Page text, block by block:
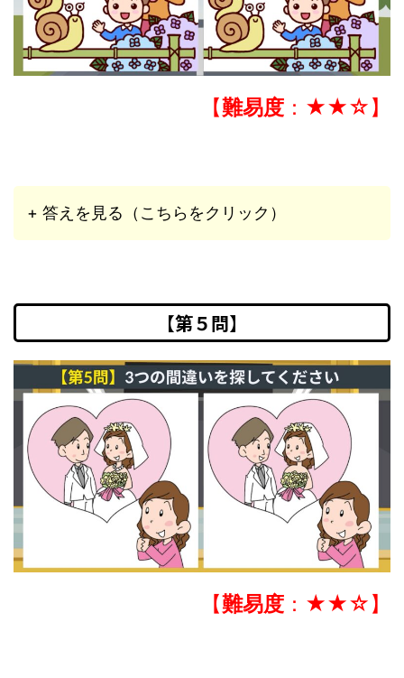
【難易度 ：★★☆】
+ 答えを見る（こちらをクリック）
【第５問】
【難易度 ：★★☆】